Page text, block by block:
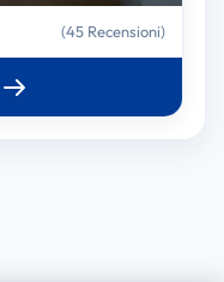
(45 Recensioni)